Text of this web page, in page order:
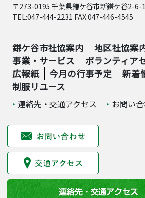
〒273-0195 千葉県鎌ケ谷市新鎌ケ谷2-6-
TEL:047-444-2231 FAX:047-446-4545
鎌ケ谷市社協案内
地区社協案
事業・サービス
ボランティア
広報紙
今月の行事予定
新着
制服リユース
連絡先・交通アクセス お問い